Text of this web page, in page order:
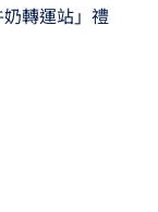
轉運站」禮